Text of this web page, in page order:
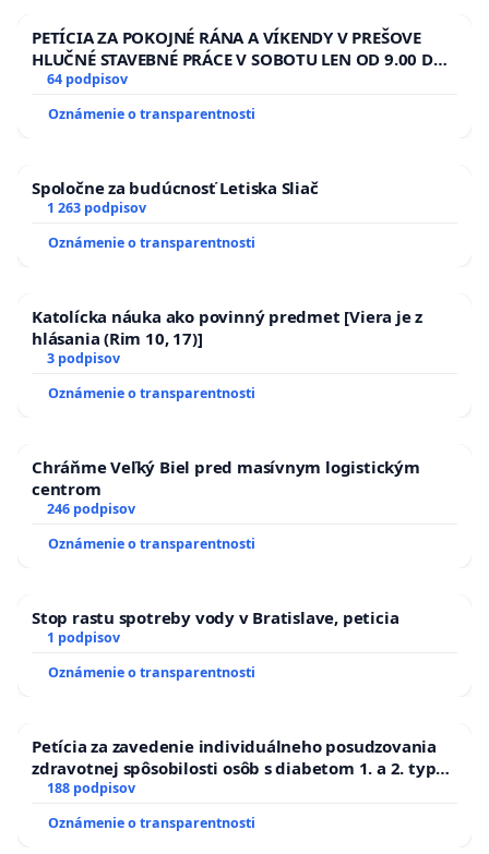
PETÍCIA ZA POKOJNÉ RÁNA A VÍKENDY V PREŠOVE
HLUČNÉ STAVEBNÉ PRÁCE V SOBOTU LEN OD 9.00 DO
13.00 HOD., CEZ PRACOVNÝ TÝŽDEŇ CIEĽ 8.00 – 18.00
HOD. A PRAVIDELNÁ KONTROLA STAVBY C-AREA NA
ĎUMBIERSKEJ/MAGU
64 podpisov
Oznámenie o transparentnosti
Spoločne za budúcnosť Letiska Sliač
1 263 podpisov
Oznámenie o transparentnosti
Katolícka náuka ako povinný predmet [Viera je z
hlásania (Rim 10, 17)]
3 podpisov
Oznámenie o transparentnosti
Chráňme Veľký Biel pred masívnym logistickým
centrom
246 podpisov
Oznámenie o transparentnosti
Stop rastu spotreby vody v Bratislave, peticia
1 podpisov
Oznámenie o transparentnosti
Petícia za zavedenie individuálneho posudzovania
zdravotnej spôsobilosti osôb s diabetom 1. a 2. typu
pri prijímaní do Policajného zboru SR
188 podpisov
Oznámenie o transparentnosti